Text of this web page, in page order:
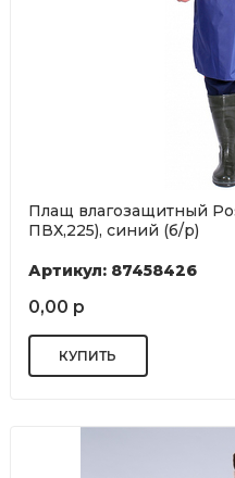
Плащ влагозащитный
ПВХ,225), синий (б/р)
Артикул: 87458426
0,00 р